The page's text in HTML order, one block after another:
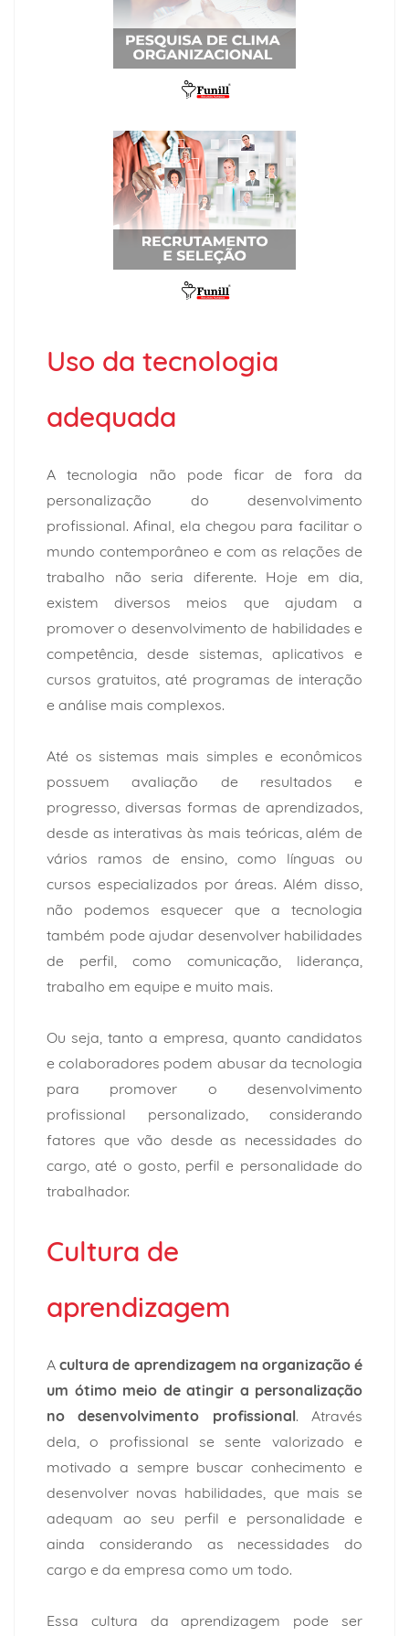
Uso da tecnologia
adequada
Atecnologia não pode ficar de fora da
personalização do desenvolvimento
profissional. Afinal, ela chegou para facilitar o
mundo contemporâneo e com as relações de
trabalho não seria diferente. Hoje em dia,
existem diversos meios que ajudam a
promover o desenvolvimento de habilidades e
competência, desde sistemas, aplicativos e
cursos gratuitos, até programas de interação
e análise mais complexos.
Até os sistemas mais simples e econômicos
possuem avaliação de resultados e
progresso, diversas formas de aprendizados,
desde as interativas às mais teóricas, além de
vários ramos de ensino, como línguas ou
cursos especializados por áreas. Além disso,
não podemos esquecer que a tecnologia
também pode ajudar desenvolver habilidades
de perfil, como comunicação, liderança,
trabalho em equipe e muito mais.
Ou seja, tanto a empresa, quanto candidatos
e colaboradores podem abusar da tecnologia
para promover o desenvolvimento
profissional personalizado, considerando
fatores que vão desde as necessidades do
cargo, até o gosto, perfil e personalidade do
trabalhador.
Cultura de
aprendizagem
Acultura de aprendizagem na organização é
um ótimo meio de atingir a personalização
no desenvolvimento profissional. Através
dela, o profissional se sente valorizado e
motivado a sempre buscar conhecimento e
desenvolver novas habilidades, que mais se
adequam ao seu perfil e personalidade e
ainda considerando as necessidades do
cargo e da empresa como um todo.
Essa cultura da aprendizagem pode ser